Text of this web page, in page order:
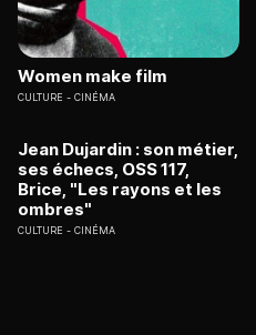
Women make film
CULTURE CINÉMA
Jean Dujardin : son métier,
ses échecs, OSS 117,
Brice, "Les rayons et les
ombres"
CULTURE CINÉMA